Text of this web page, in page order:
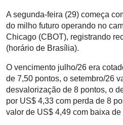
A segunda-feira (29) começa
do milho futuro operando no
Chicago (CBOT), registrando
(horário de Brasília).
O vencimento julho/26 era
de 7,50 pontos, o setembro/26
desvalorização de 8 pontos, o
por US$ 4,33 com perda de 8
valor de US$ 4,49 com baixa de